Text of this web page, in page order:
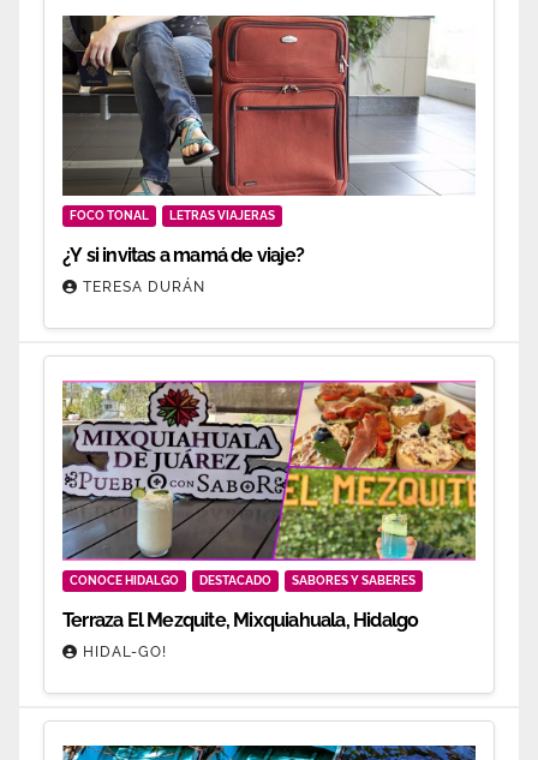
FOCO TONAL LETRAS VIAJERAS
¿Y si invitas a mamá de viaje?
TERESA DURÁN
CONOCE HIDALGO DESTACADO SABORES Y SABERES
Terraza El Mezquite, Mixquiahuala, Hidalgo
HIDAL-GO!